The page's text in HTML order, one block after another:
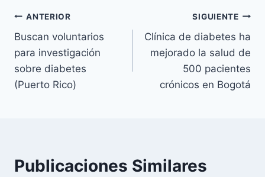
Navegación
de
entradas
ANTERIOR
Buscan voluntarios
para investigación
sobre diabetes
(Puerto Rico)
SIGUIENTE
Clínica de diabetes ha
mejorado la salud de
500 pacientes
crónicos en Bogotá
Publicaciones Similares